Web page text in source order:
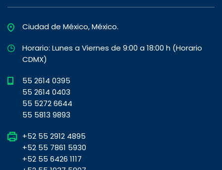
Ciudad de México, México.
Horario: Lunes a Viernes de 9:00 a 18:00 h (Horario
CDMX)
55 2614 0395
55 2614 0403
55 5272 6644
55 5813 9893
+52 55 2912 4895
+52 55 7861 5930
+52 55 6426 1117